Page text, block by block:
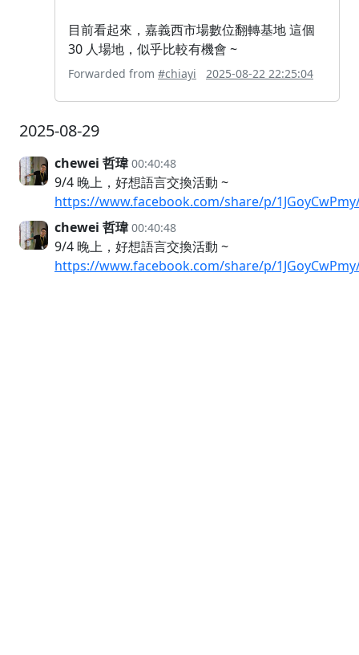
目前看起來，嘉義西市場數位翻轉基地 這個
30 人場地，似乎比較有機會 ~
Forwarded from #chiayi 2025-08-22 22:25:04
2025-08-29
chewei 哲瑋 00:40:48
9/4 晚上，好想語言交換活動 ~
https://www.facebook.com/share/p/
chewei 哲瑋 00:40:48
9/4 晚上，好想語言交換活動 ~
https://www.facebook.com/share/p/